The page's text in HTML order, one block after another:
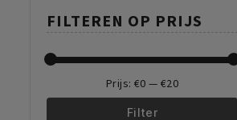
FILTEREN OP PRIJS
Filter
Prijs: €0 — €20